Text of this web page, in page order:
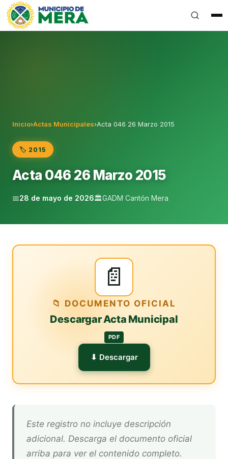
Gobierno Autónomo Descentralizado Municipal del
Inicio›Actas Municipales›Acta 046 26 Marzo 2015
🏷️ 2015
Acta 046 26 Marzo 2015
📅28 de mayo de 2026🏛️GADM Cantón Mera
📄
📁 DOCUMENTO OFICIAL
Descargar Acta Municipal
PDF
⬇ Descargar
Este registro no incluye descripción
adicional. Descarga el documento oficial
arriba para ver el contenido completo.